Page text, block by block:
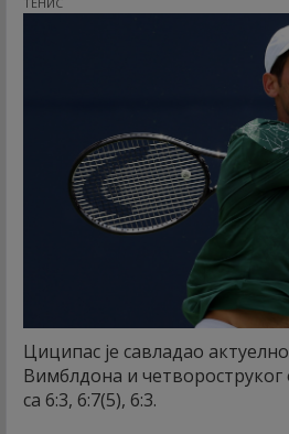
Циципас је савладао
Вимблдона и четвороструког
са 6:3, 6:7(5), 6:3.